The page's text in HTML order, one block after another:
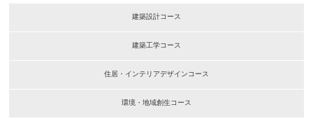
建築設計コース
建築工学コース
住居・インテリアデザインコース
環境・地域創生コース